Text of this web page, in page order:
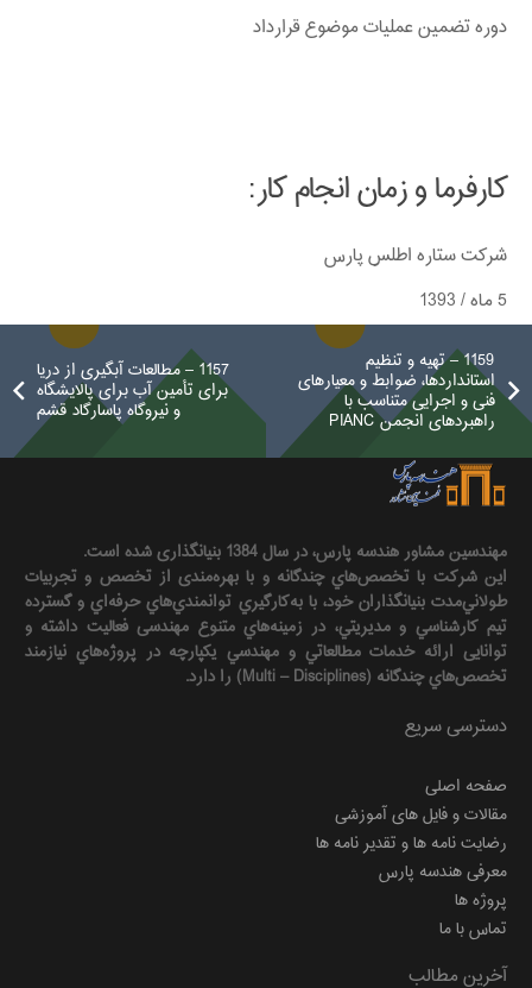
دوره تضمین عملیات موضوع قرارداد
کارفرما و زمان انجام کار:
شرکت ستاره اطلس پارس
5 ماه / 1393
1157 – مطالعات آبگیری از دریا
برای تأمین آب برای پالایشگاه
و نیروگاه پاسارگاد قشم
1159 – تهیه و تنظیم
استانداردها، ضوابط و معیارهای
فنی و اجرایی متناسب با
راهبردهای انجمن PIANC
مهندسين مشاور هندسه‌ پارس، در سال 1384 بنیانگذاری شده است.
این شرکت با تخصص‌هاي چندگانه و با بهره‌مندی از تخصص و تجربيات
طولاني‌مدت بنيانگذاران خود، با به‌كارگيري توانمندي‌هاي حرفه‌اي و گسترده
تيم كارشناسي و مديريتي، در زمينه‌هاي متنوع مهندسی فعاليت داشته و
توانایی ارائه خدمات مطالعاتي و مهندسي يكپارچه در پروژه‌هاي نيازمند
تخصص‌هاي چندگانه (Multi – Disciplines) را دارد.
دسترسی سریع
صفحه اصلی
مقالات و فایل های آموزشی
رضایت نامه ها و تقدیر نامه ها
معرفی هندسه پارس
پروژه ها
تماس با ما
آخرین مطالب